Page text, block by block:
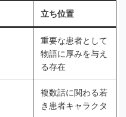
立ち位置
重要な患者として
物語に厚みを与え
る存在
複数話に関わる若
き患者キャラクタ